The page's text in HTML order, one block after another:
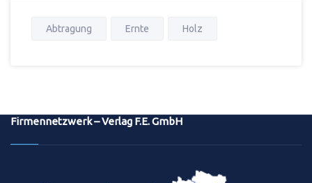
Abtragung Ernte Holz
Firmennetzwerk – Verlag F.E. GmbH